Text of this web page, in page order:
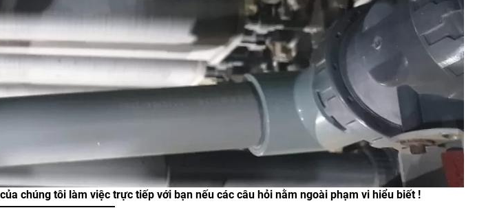
chúng tôi làm việc trực tiếp với bạn nếu các câu hỏi nằm ngoài phạm vi hiểu biết !